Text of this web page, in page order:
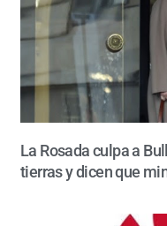
La Rosada culpa a
tierras y dicen que